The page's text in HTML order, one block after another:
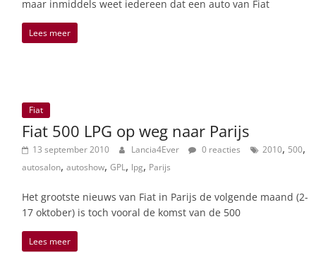
maar inmiddels weet iedereen dat een auto van Fiat
Lees meer
Fiat
Fiat 500 LPG op weg naar Parijs
13 september 2010 Lancia4Ever 0 reacties 2010, 500,
autosalon, autoshow, GPL, lpg, Parijs
Het grootste nieuws van Fiat in Parijs de volgende maand (2-
17 oktober) is toch vooral de komst van de 500
Lees meer